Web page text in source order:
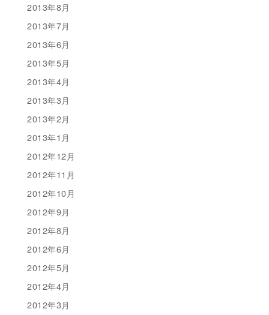
2013年8月
2013年7月
2013年6月
2013年5月
2013年4月
2013年3月
2013年2月
2013年1月
2012年12月
2012年11月
2012年10月
2012年9月
2012年8月
2012年6月
2012年5月
2012年4月
2012年3月